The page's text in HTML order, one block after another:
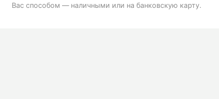
Вас способом — наличными или на банковскую карту.